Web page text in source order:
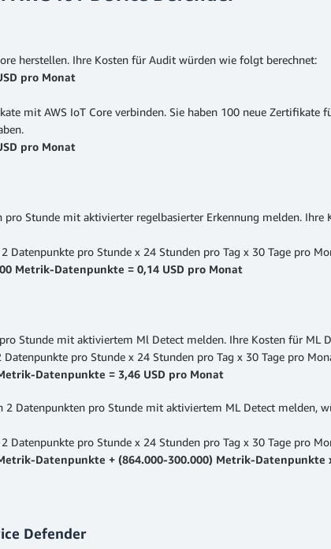
herstellen. Ihre Kosten für Audit würden wie folgt berechnet:
pro Monat
mit AWS IoT Core verbinden. Sie haben 100 neue Zertifikate
pro Monat
Stunde mit aktivierter regelbasierter Erkennung melden.
pro Stunde x 24 Stunden pro Tag x 30 Tage pro
Metrik-Datenpunkte = 0,14 USD pro Monat
Stunde mit aktiviertem Ml Detect melden. Ihre Kosten für ML
pro Stunde x 24 Stunden pro Tag x 30 Tage pro
Datenpunkte = 3,46 USD pro Monat
2 Datenpunkten pro Stunde mit aktiviertem ML Detect melden,
pro Stunde x 24 Stunden pro Tag x 30 Tage pro
Datenpunkte + (864.000-300.000) Metrik-
Defender